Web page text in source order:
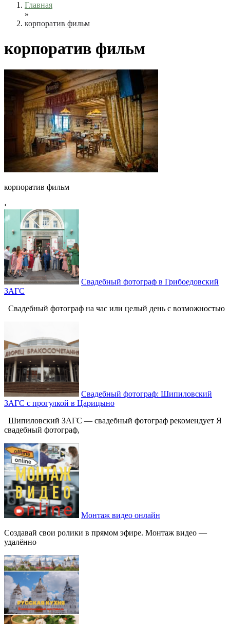
Главная
»
корпоратив фильм
корпоратив фильм
корпоратив фильм
‹
Свадебный фотограф в Грибоедовский
ЗАГС
Свадебный фотограф на час или целый день с возможностью
Свадебный фотограф: Шипиловский
ЗАГС с прогулкой в Царицыно
Шипиловский ЗАГС — свадебный фотограф рекомендует Я
свадебный фотограф,
Монтаж видео онлайн
Создавай свои ролики в прямом эфире. Монтаж видео —
удалённо